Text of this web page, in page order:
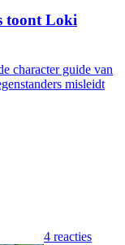
toont Loki
character guide van
misleidt
4 reacties